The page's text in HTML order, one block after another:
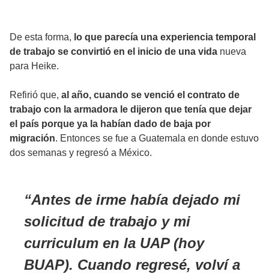
De esta forma, lo que parecía una experiencia temporal
de trabajo se convirtió en el inicio de una vida nueva
para Heike.
Refirió que, al año, cuando se venció el contrato de
trabajo con la armadora le dijeron que tenía que dejar
el país porque ya la habían dado de baja por
migración. Entonces se fue a Guatemala en donde estuvo
dos semanas y regresó a México.
Antes de irme había dejado mi
solicitud de trabajo y mi
curriculum en la UAP (hoy
BUAP). Cuando regresé, volví a